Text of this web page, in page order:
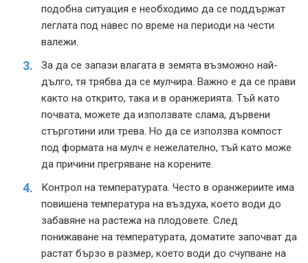
подобна ситуация е необходимо да се поддържат
леглата под навес по време на периоди на чести
валежи.
За да се запази влагата в земята възможно най-
дълго, тя трябва да се мулчира. Важно е да се прави
както на открито, така и в оранжерията. Тъй като
почвата, можете да използвате слама, дървени
стърготини или трева. Но да се използва компост
под формата на мулч е нежелателно, тъй като може
да причини прегряване на корените.
Контрол на температурата. Често в оранжериите има
повишена температура на въздуха, което води до
забавяне на растежа на плодовете. След
понижаване на температурата, доматите започват да
растат бързо в размер, което води до счупване на